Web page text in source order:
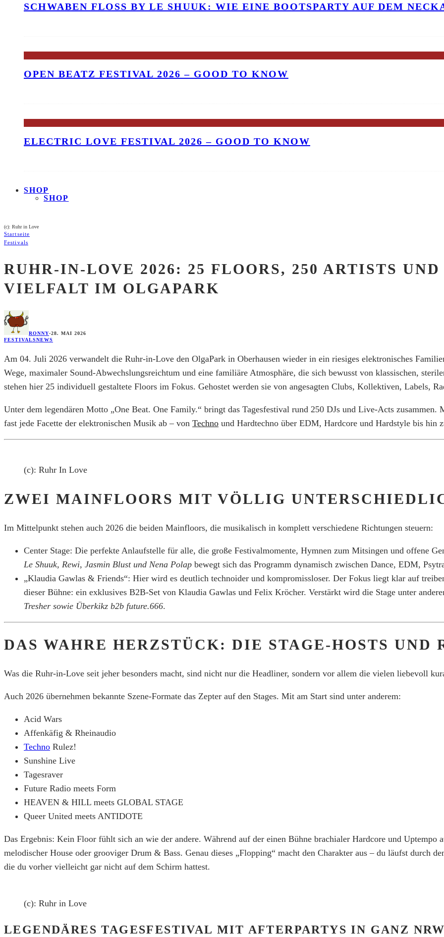
SCHWABEN FLOSS BY LE SHUUK: WIE EINE BOOTSPARTY AUF DEM
OPEN BEATZ FESTIVAL 2026 – GOOD TO KNOW
ELECTRIC LOVE FESTIVAL 2026 – GOOD TO KNOW
SHOP
SHOP
(c): Ruhr in Love
Startseite
Festivals
RUHR-IN-LOVE 2026: 25 FLOORS, 250 ARTISTS
VIELFALT IM OLGAPARK
RONNY·28. MAI 2026
FESTIVALSNEWS
Am 04. Juli 2026 verwandelt die Ruhr-in-Love den OlgaPark in Oberhausen wieder in ein riesiges elektronisches
Wege, maximaler Sound-Abwechslungsreichtum und eine familiäre Atmosphäre, die sich bewusst von klassischen,
stehen hier 25 individuell gestaltete Floors im Fokus. Gehostet werden sie von angesagten Clubs, Kollektiven, Labels,
Unter dem legendären Motto „One Beat. One Family.“ bringt das Tagesfestival rund 250 DJs und Live-Acts
fast jede Facette der elektronischen Musik ab – von Techno und Hardtechno über EDM, Hardcore und Hardstyle bis hin
(c): Ruhr In Love
ZWEI MAINFLOORS MIT VÖLLIG
Im Mittelpunkt stehen auch 2026 die beiden Mainfloors, die musikalisch in komplett verschiedene Richtungen steuern:
Center Stage: Die perfekte Anlaufstelle für alle, die große Festivalmomente, Hymnen zum Mitsingen und offene
Le Shuuk, Rewi, Jasmin Blust und Nena Polap bewegt sich das Programm dynamisch zwischen Dance, EDM,
„Klaudia Gawlas & Friends“: Hier wird es deutlich technoider und kompromissloser. Der Fokus liegt klar auf
dieser Bühne: ein exklusives B2B-Set von Klaudia Gawlas und Felix Kröcher. Verstärkt wird die Stage unter
Tresher sowie Überkikz b2b future.666.
DAS WAHRE HERZSTÜCK: DIE STAGE-HOSTS UND
Was die Ruhr-in-Love seit jeher besonders macht, sind nicht nur die Headliner, sondern vor allem die vielen liebevoll
Auch 2026 übernehmen bekannte Szene-Formate das Zepter auf den Stages. Mit am Start sind unter anderem:
Acid Wars
Affenkäfig & Rheinaudio
Techno Rulez!
Sunshine Live
Tagesraver
Future Radio meets Form
HEAVEN & HILL meets GLOBAL STAGE
Queer United meets ANTIDOTE
Das Ergebnis: Kein Floor fühlt sich an wie der andere. Während auf der einen Bühne brachialer Hardcore und Uptempo
melodischer House oder grooviger Drum & Bass. Genau dieses „Flopping“ macht den Charakter aus – du läufst durch
die du vorher vielleicht gar nicht auf dem Schirm hattest.
(c): Ruhr in Love
LEGENDÄRES TAGESFESTIVAL MIT AFTERPARTYS IN GANZ NRW